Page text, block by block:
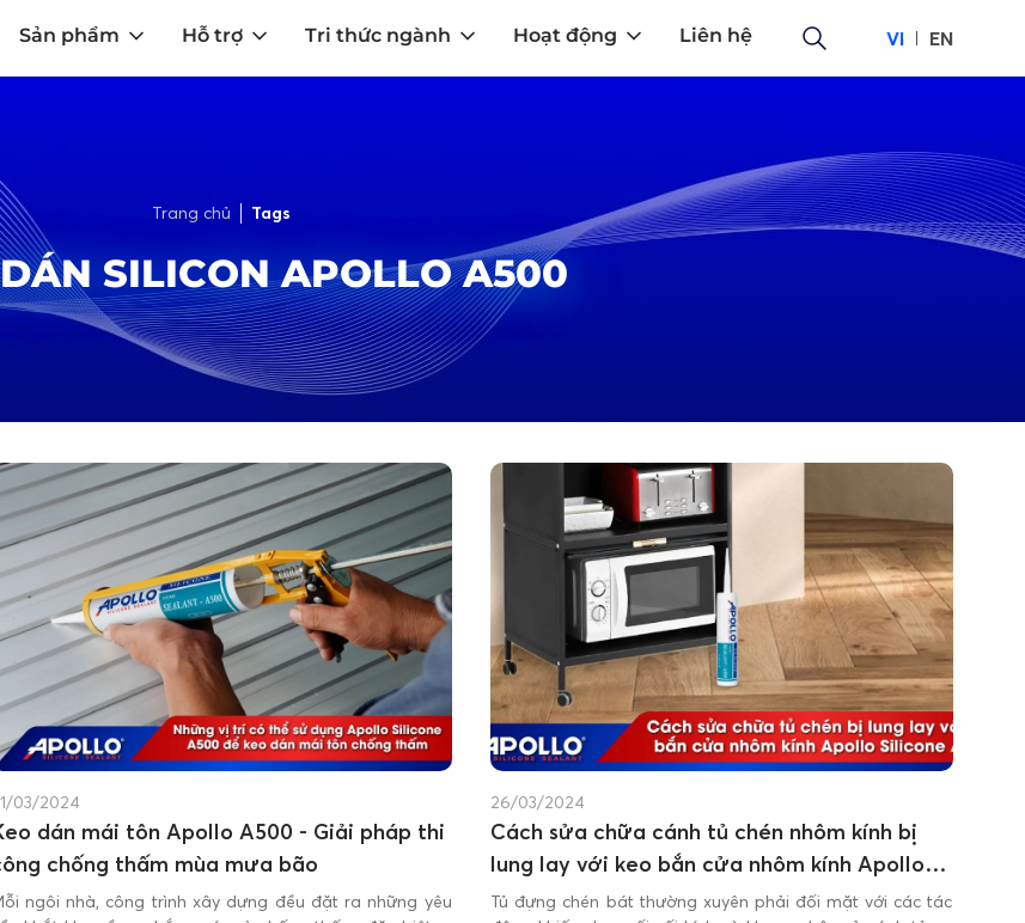
Sản phẩm Hỗ trợ Tri thức ngành Hoạt động Liên hệ VI EN
Trang chủ Tags
SILICON APOLLO A500
03/2024
dán mái tôn Apollo A500 - Giải pháp thi
chống thấm mùa mưa bão
ngôi nhà, công trình xây dựng đều đặt ra những yêu
26/03/2024
Cách sửa chữa cánh tủ chén nhôm kính bị
lung lay với keo bắn cửa nhôm kính Apollo
A500
Tủ đựng chén bát thường xuyên phải đối mặt với các tác